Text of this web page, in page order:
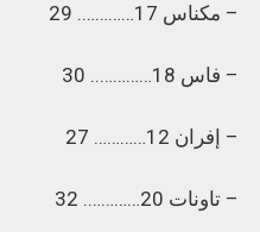
– مكناس 17…………. 29
– فاس 18………….. 30
– إفران 12………… 27
– تاونات 20…………. 32